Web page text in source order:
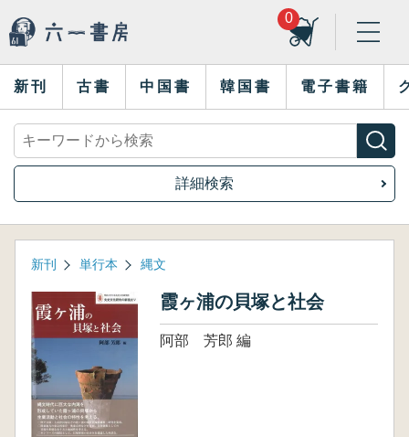
0
新刊 古書 中国書 韓国書 電子書籍
詳細検索
新刊 単行本 縄文
霞ヶ浦の貝塚と社会
阿部 芳郎 編